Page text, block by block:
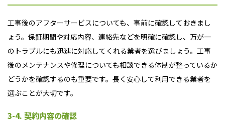
工事後のアフターサービスについても、事前に確認しておきまし
ょう。保証期間や対応内容、連絡先などを明確に確認し、万が一
のトラブルにも迅速に対応してくれる業者を選びましょう。工事
後のメンテナンスや修理についても相談できる体制が整っているか
どうかを確認するのも重要です。長く安心して利用できる業者を
選ぶことが大切です。
3-4. 契約内容の確認